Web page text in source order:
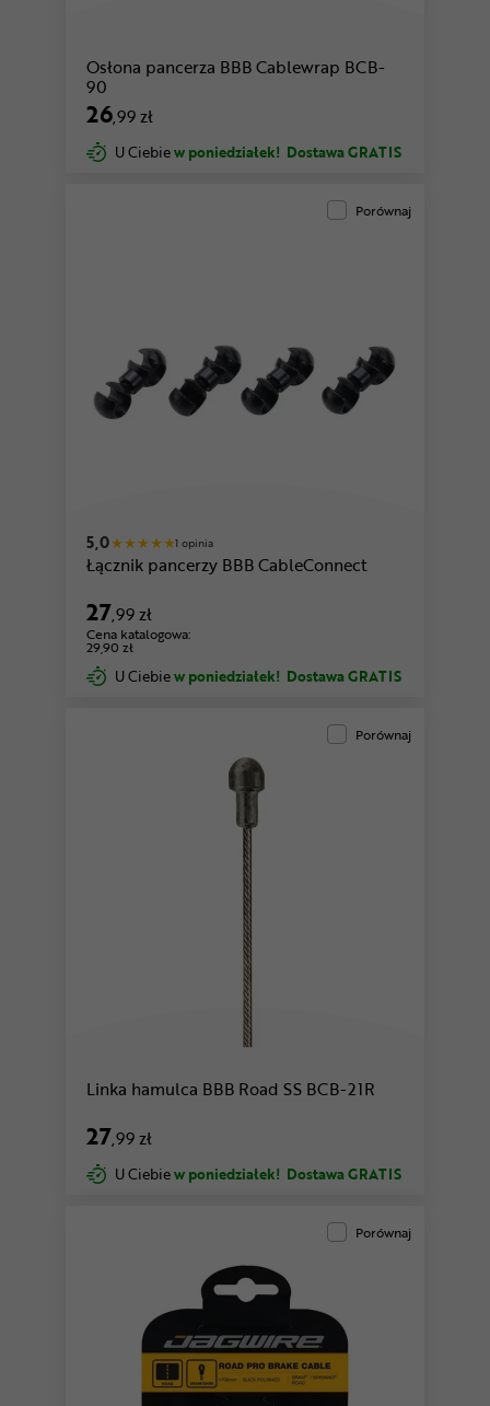
Osłona pancerza BBB Cablewrap BCB-
90
26,99 zł
U Ciebiew poniedziałek! Dostawa GRATIS
Porównaj
5,0 1 opinia
Łącznik pancerzy BBB CableConnect
27,99 zł
Cena katalogowa:
29,90 zł
U Ciebiew poniedziałek! Dostawa GRATIS
Porównaj
Linka hamulca BBB Road SS BCB-21R
27,99 zł
U Ciebiew poniedziałek! Dostawa GRATIS
Porównaj